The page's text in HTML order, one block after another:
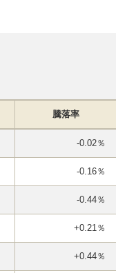
騰落率
-0.02％
-0.16％
-0.44％
+0.21％
+0.44％